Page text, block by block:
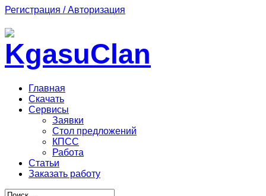
Регистрация / Авторизация
Главная
Скачать
Сервисы
Заявки
Стол предложений
КПСС
Работа
Статьи
Заказать работу